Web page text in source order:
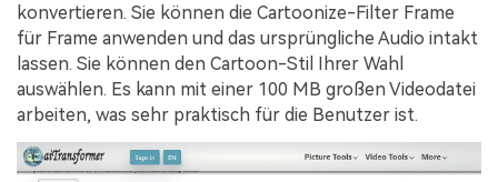
konvertieren. Sie können die Cartoonize-Filter Frame
für Frame anwenden und das ursprüngliche Audio intakt
lassen. Sie können den Cartoon-Stil Ihrer Wahl
auswählen. Es kann mit einer 100 MB großen Videodatei
arbeiten, was sehr praktisch für die Benutzer ist.